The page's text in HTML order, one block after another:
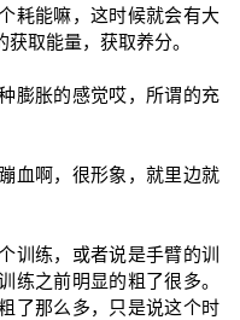
耗能嘛，这时候就会有大
取能量，获取养分。
膨胀的感觉哎，所谓的充
血啊，很形象，就里边就
训练，或者说是手臂的训
练之前明显的粗了很多。
了那么多，只是说这个时